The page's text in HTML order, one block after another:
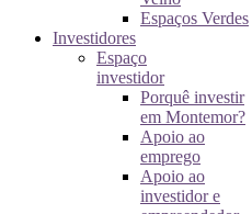
Espaços Verdes
Investidores
Espaço
investidor
Porquê investir
em Montemor?
Apoio ao
emprego
Apoio ao
investidor e